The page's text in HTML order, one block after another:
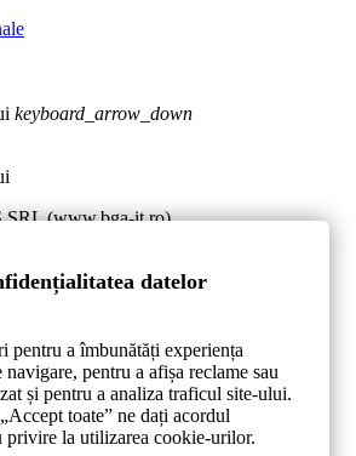
keyboard_arrow_down
(www.bga-it.ro)
D24, Sc. 2, Et. 2, Apt. 21
favorite.
o noua lista de produse favorite
datelor
pentru a îmbunătăți experiența
navigare, pentru a afișa reclame sau
și pentru a analiza traficul site-ului.
toate” ne dați acordul
privire la utilizarea cookie-urilor.